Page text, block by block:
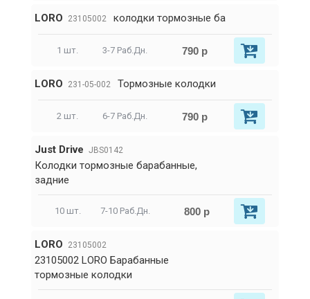
LORO 23105002 колодки тормозные ба
1 шт. 3-7 Раб.Дн. 790 р
LORO 231-05-002 Тормозные колодки
2 шт. 6-7 Раб.Дн. 790 р
Just Drive JBS0142
Колодки тормозные барабанные,
задние
10 шт. 7-10 Раб.Дн. 800 р
LORO 23105002
23105002 LORO Барабанные
тормозные колодки